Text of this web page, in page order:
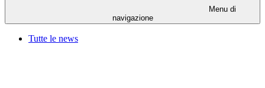
Menu di
navigazione
Tutte le news